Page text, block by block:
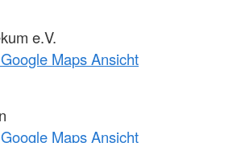
e.V.
Maps Ansicht
Maps Ansicht